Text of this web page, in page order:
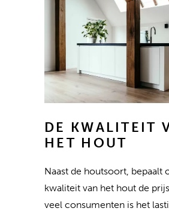
DE KWALITEIT
HET HOUT
Naast de houtsoort, bepaalt
kwaliteit van het hout de
veel consumenten is het